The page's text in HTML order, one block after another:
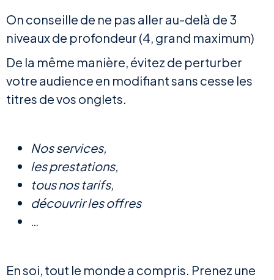
On conseille de ne pas aller au-delà de 3
niveaux de profondeur (4, grand maximum)
De la même manière, évitez de perturber
votre audience en modifiant sans cesse les
titres de vos onglets.
Nos services,
les prestations,
tous nos tarifs,
découvrir les offres
…
En soi, tout le monde a compris. Prenez une